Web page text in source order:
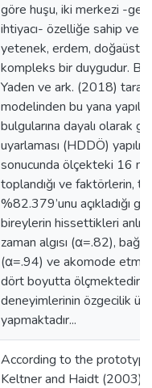
göre huşu, iki merkezi -
ihtiyacı- özelliğe sahip ve
yetenek, erdem,
kompleks bir duygudur. Bu
Yaden ve ark. (2018)
modelinden bu yana
bulgularına dayalı olarak
uyarlaması (HDDÖ)
sonucunda ölçekteki 16
toplandığı ve faktörlerin,
%82.379’unu açıkladığı
bireylerin hissettikleri
zaman algısı (α=.82),
(α=.94) ve akomode etme
dört boyutta ölçmektedir.
deneyimlerinin özgecilik
yapmaktadır...
According to the
Keltner and Haidt (2003),